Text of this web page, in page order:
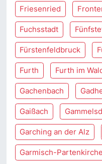
Friesenried
Fuchsstadt
Fürstenfeldbruck
Furth Furth im
Gachenbach
Gaißach
Garching an der Alz
Garmisch-